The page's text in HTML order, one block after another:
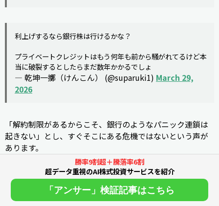
利上げするなら銀行株は行けるかな？
プライベートクレジットはもう何年も前から騒がれてるけど本
当に破裂するとしたらまだ数年かかるでしょ
— 乾坤一擲（けんこん） (@suparuki1) March 29,
2026
「解約制限があるからこそ、銀行のようなパニック連鎖は
起きない」とし、すぐそこにある危機ではないという声が
あります。
不安と警戒の声
勝率9割超＋騰落率6割
超データ重視のAI株式投資サービスを紹介
「アンサー」検証記事はこちら